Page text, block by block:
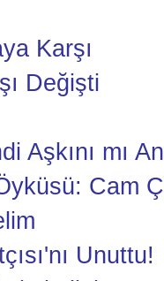
Karşı
Değişti
Aşkını mı
Cam
Unuttu!